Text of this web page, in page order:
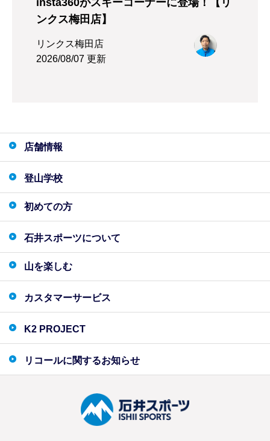
ンクス梅田店】
リンクス梅田店
2026/08/07 更新
店舗情報
登山学校
初めての方
石井スポーツについて
山を楽しむ
カスタマーサービス
K2 PROJECT
リコールに関するお知らせ